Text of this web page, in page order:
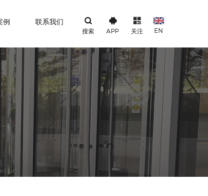
例 联系我们
搜索 APP 关注 EN